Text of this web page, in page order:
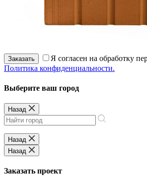
Заказать
Я согласен на обработку
Политика конфиденциальности.
Выберите ваш город
Назад
Назад
Назад
Заказать проект